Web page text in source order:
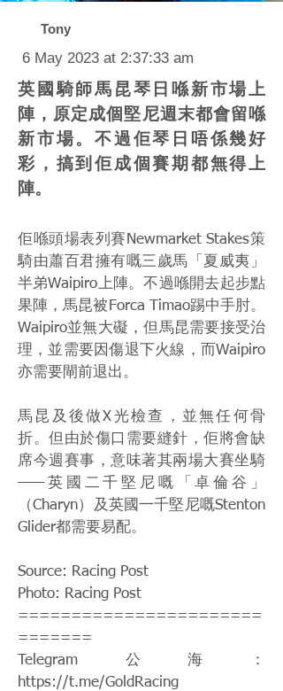
Tony
6 May 2023 at 2:37:33 am
英國騎師馬昆琴日喺新市場上
陣，原定成個堅尼週末都會留喺
新市場。不過佢琴日唔係幾好
彩，搞到佢成個賽期都無得上
陣。
佢喺頭場表列賽Newmarket Stakes策
騎由蕭百君擁有嘅三歲馬「夏威夷」
半弟Waipiro上陣。不過喺開去起步點
果陣，馬昆被Forca Timao踢中手肘。
Waipiro並無大礙，但馬昆需要接受治
理，並需要因傷退下火線，而Waipiro
亦需要閘前退出。
馬昆及後做X光檢查，並無任何骨
折。但由於傷口需要縫針，佢將會缺
席今週賽事，意味著其兩場大賽坐騎
——英國二千堅尼嘅「卓倫谷」
（Charyn）及英國一千堅尼嘅Stenton
Glider都需要易配。
Source: Racing Post
Photo: Racing Post
=======================
=======
Telegram公海：
https://t.me/GoldRacing